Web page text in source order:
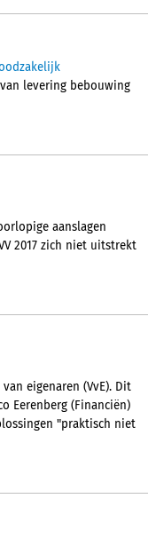
levering bebouwing
aanslagen
2017 zich niet uitstrekt
eigenaren (VvE). Dit
Eerenberg (Financiën)
"praktisch niet